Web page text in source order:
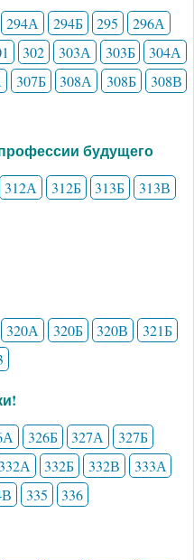
294А 294Б 295
296А
302 303А 303Б
304А
307Б 308А 308Б
308В
будущего
312А 312Б 313Б
313В
320А 320Б 320В
321Б
326Б 327А
327Б
332Б 332В
333А
335 336